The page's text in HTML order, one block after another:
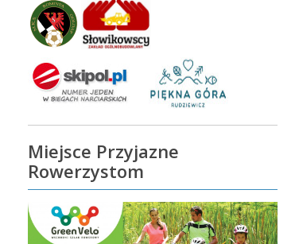
Miejsce Przyjazne
Rowerzystom